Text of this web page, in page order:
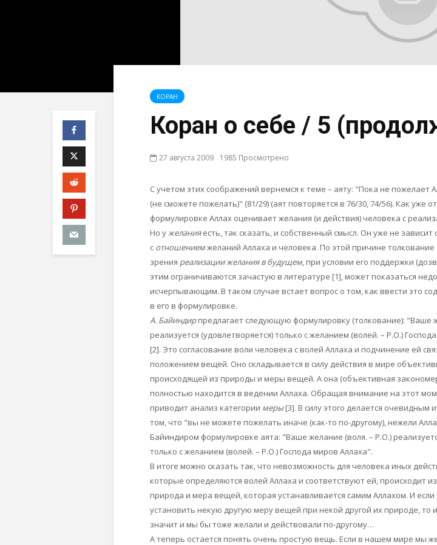
КОРАН
Коран о себе / 5
27 августа 2009 1985 Просмотрено
С учетом этих соображений вернемся к теме – аяту: "Пока не пожелает
(не сможете пожелать)" (81/29) (аят повторяется в 76/30, 74/56). Как уже
формулировке Аллах оценивает желания (и действия) человека с
Но ужеланияесть, так сказать, и собственный смысл. Он уже не
с отношениемжеланий Аллаха и человека. По этой причине толкование
зрения реализации желания в будущем, при условии его поддержки
этим ограничиваются зачастую в литературе [1], может показаться
исчерпывающим. В таком случае встает вопрос о том, как ввести это
в его в формулировке.
А. Байиндирпредлагает следующую формулировку (толкование): "Ваше
реализуется (удовлетворяется) только с желанием (волей. – Р.О.)
[2]. Это согласование воли человека с волей Аллаха и подчинение ей
положением вещей. Оно складывается в силу действия в мире
происходящей из природы и меры вещей. А она (объективная
полностью находится в ведении Аллаха. Обращая внимание на этот
приводит анализ категории меры [3]. В силу этого делается очевидным
том, что "вы не можете пожелать иначе (как-то по-другому), нежели
Байиндиром формулировке аята: "Ваше желание (воля. – Р.О.)
только с желанием (волей. – Р.О.) Господа миров Аллаха".
В итоге можно сказать так, что невозможность для человека иных
которые определяются волей Аллаха и соответствуют ей, происходит
природа и мера вещей, которая устанавливается самим Аллахом. И
установить некую другую меру вещей при некой другой их природе, то
значит и мы бы тоже желали и действовали по-другому…
А теперь остается понять очень простую вещь. Если в нашем мире мы